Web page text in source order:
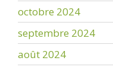
octobre 2024
septembre 2024
août 2024